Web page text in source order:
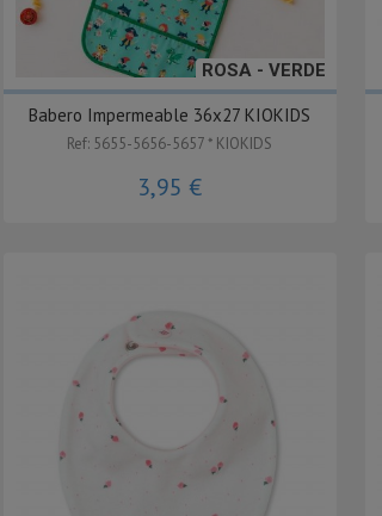
ROSA - VERDE
Babero Impermeable 36x27 KIOKIDS
Ref: 5655-5656-5657 * KIOKIDS
3,95 €